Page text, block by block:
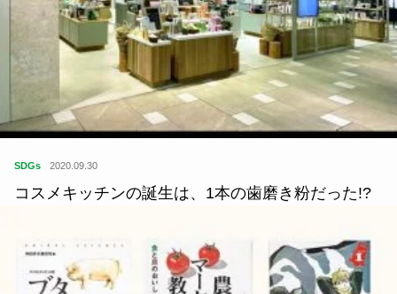
SDGs 2020.09.30
コスメキッチンの誕生は、1本の歯磨き粉だった!?